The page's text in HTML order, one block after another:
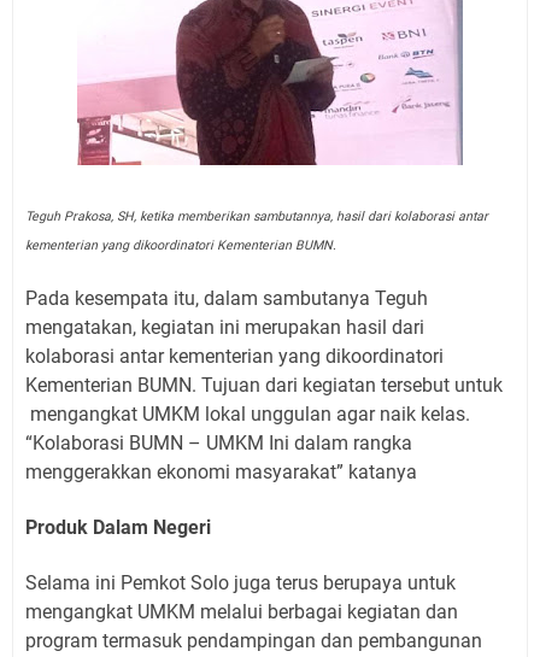
Teguh Prakosa, SH, ketika memberikan sambutannya, hasil dari kolaborasi antar
kementerian yang dikoordinatori Kementerian BUMN.
Pada kesempata itu, dalam sambutanya Teguh
mengatakan, kegiatan ini merupakan hasil dari
kolaborasi antar kementerian yang dikoordinatori
Kementerian BUMN. Tujuan dari kegiatan tersebut untuk
mengangkat UMKM lokal unggulan agar naik kelas.
“Kolaborasi BUMN – UMKM Ini dalam rangka
menggerakkan ekonomi masyarakat” katanya
Produk Dalam Negeri
Selama ini Pemkot Solo juga terus berupaya untuk
mengangkat UMKM melalui berbagai kegiatan dan
program termasuk pendampingan dan pembangunan